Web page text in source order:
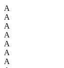
А
А
А
А
А
А
А